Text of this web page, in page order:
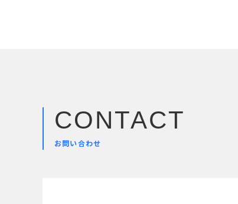
CONTACT
お問い合わせ